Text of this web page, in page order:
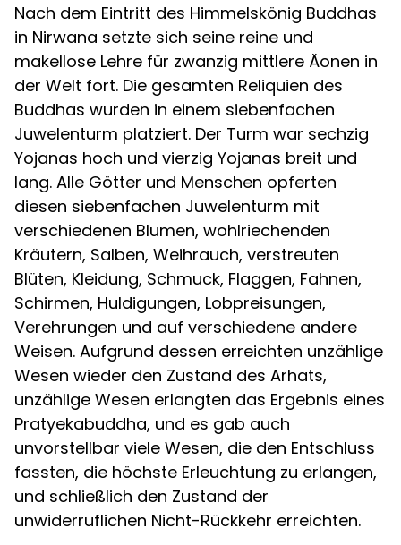
Nach dem Eintritt des Himmelskönig Buddhas
in Nirwana setzte sich seine reine und
makellose Lehre für zwanzig mittlere Äonen in
der Welt fort. Die gesamten Reliquien des
Buddhas wurden in einem siebenfachen
Juwelenturm platziert. Der Turm war sechzig
Yojanas hoch und vierzig Yojanas breit und
lang. Alle Götter und Menschen opferten
diesen siebenfachen Juwelenturm mit
verschiedenen Blumen, wohlriechenden
Kräutern, Salben, Weihrauch, verstreuten
Blüten, Kleidung, Schmuck, Flaggen, Fahnen,
Schirmen, Huldigungen, Lobpreisungen,
Verehrungen und auf verschiedene andere
Weisen. Aufgrund dessen erreichten unzählige
Wesen wieder den Zustand des Arhats,
unzählige Wesen erlangten das Ergebnis eines
Pratyekabuddha, und es gab auch
unvorstellbar viele Wesen, die den Entschluss
fassten, die höchste Erleuchtung zu erlangen,
und schließlich den Zustand der
unwiderruflichen Nicht-Rückkehr erreichten.